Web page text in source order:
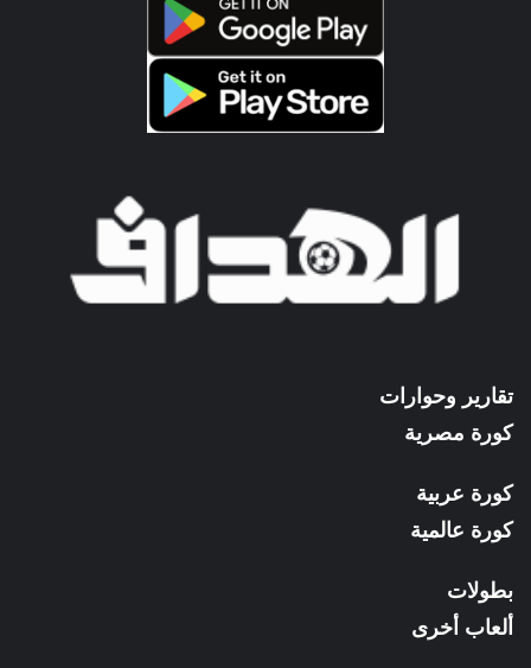
تقارير وحوارات
كورة مصرية
كورة عربية
كورة عالمية
بطولات
ألعاب أخرى